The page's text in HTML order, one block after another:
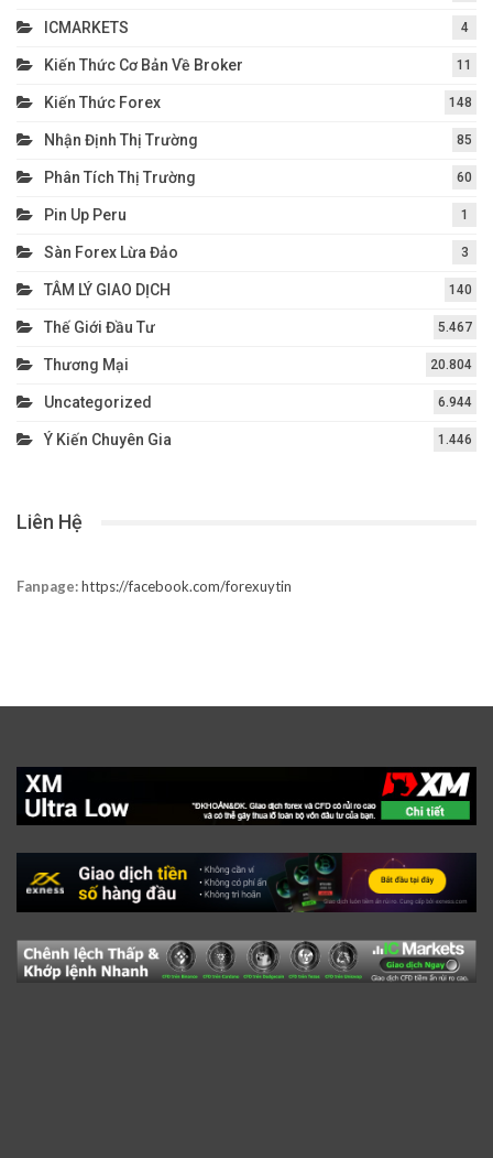
ICMARKETS 4
Kiến Thức Cơ Bản Về Broker 11
Kiến Thức Forex 148
Nhận Định Thị Trường 85
Phân Tích Thị Trường 60
Pin Up Peru 1
Sàn Forex Lừa Đảo 3
TÂM LÝ GIAO DỊCH 140
Thế Giới Đầu Tư 5.467
Thương Mại 20.804
Uncategorized 6.944
Ý Kiến Chuyên Gia 1.446
Liên Hệ
Fanpage:https://facebook.com/forexuytin